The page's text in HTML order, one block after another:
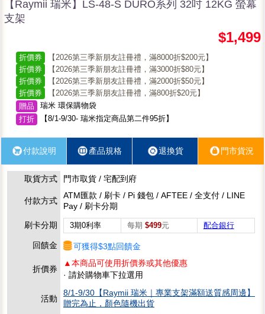
【Raymii 瑞米】LS-48-S DURO系列 32吋 12KG 螢幕
支架
$1,499
折價券
【2026第三季新朋友註冊禮，滿8000折$200元】
折價券
【2026第三季新朋友註冊禮，滿3000折$80元】
折價券
【2026第三季新朋友註冊禮，滿2000折$50元】
折價券
【2026第三季新朋友註冊禮，滿800折$20元】
贈品
瑞米 環保購物袋
打折
【8/1-9/30- 瑞米指定商品第二件95折】
付款說明 產品規格 退換貨 門市貨況
取貨方式 門市取貨 / 宅配到府
付款方式
ATM匯款 / 刷卡 / Pi 錢包 / AFTEE / 全支付 / LINE
Pay / 刷卡分期
刷卡分期
3期0利率 每期 $499元 配合銀行
回饋金 可獲得$3點回饋金
折價券
▲本商品可使用折價券或其他優惠
· 請於購物車下拉選用
活動
8/1-9/30【Raymii 瑞米｜專業支架滿額送質感周邊】
贈完為止，顏色隨機出貨